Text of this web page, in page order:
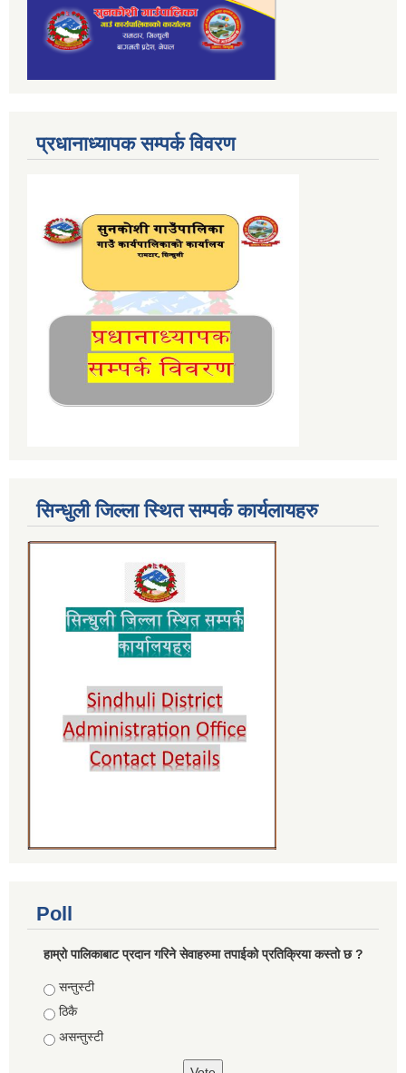
प्रधानाध्यापक सम्पर्क विवरण
सिन्धुली जिल्ला स्थित सम्पर्क कार्यलायहरु
Poll
हाम्रो पालिकाबाट प्रदान गरिने सेवाहरुमा तपाईको प्रतिक्रिया कस्तो छ ?
Choices
सन्तुस्टी
ठिकै
असन्तुस्टी